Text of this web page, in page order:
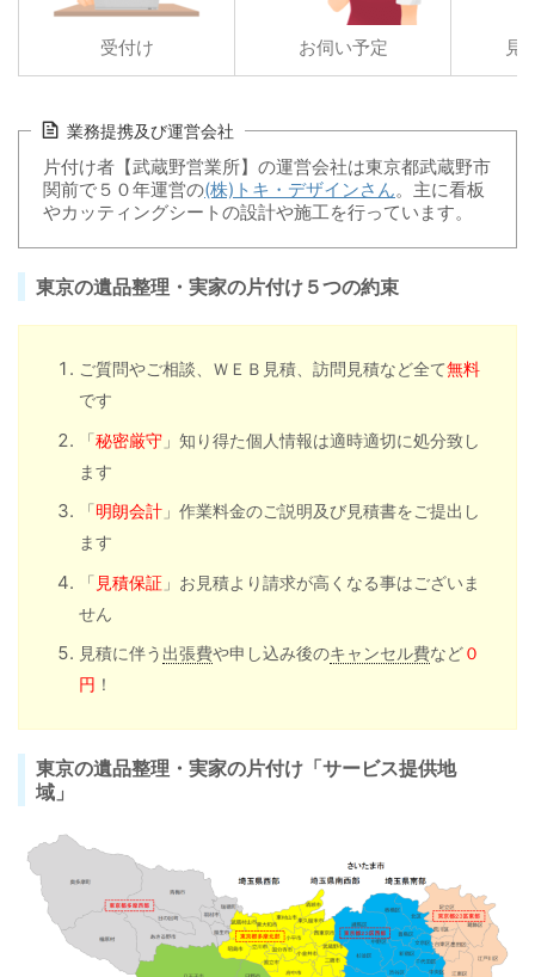
受付け お伺い予定 見
業務提携及び運営会社
片付け者【武蔵野営業所】の運営会社は東京都武蔵野市
関前で５０年運営の(株)トキ・デザインさん。主に看板
やカッティングシートの設計や施工を行っています。
東京の遺品整理・実家の片付け５つの約束
ご質問やご相談、ＷＥＢ見積、訪問見積など全て無料
です
「 秘密厳守 」知り得た個人情報は適時適切に処分致し
ます
「 明朗会計 」作業料金のご説明及び見積書をご提出し
ます
「 見積保証 」お見積より請求が高くなる事はございま
せん
見積に伴う 出張費や申し込み後のキャンセル費など０
円 ！
東京の遺品整理・実家の片付け「サービス提供地
域」